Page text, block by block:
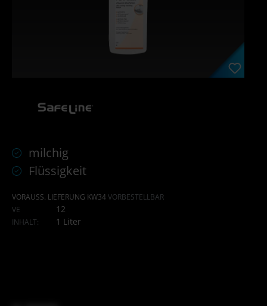
milchig
Flüssigkeit
VORAUSS. LIEFERUNG KW34VORBESTELLBAR
VE
12
INHALT: 1 Liter